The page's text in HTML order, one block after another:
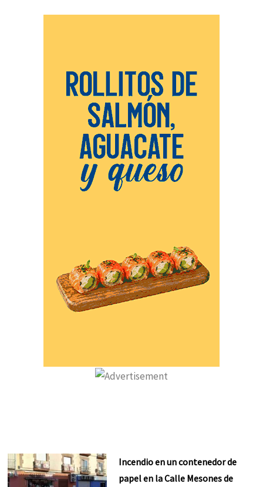
Incendio en un contenedor de
papel en la Calle Mesones de